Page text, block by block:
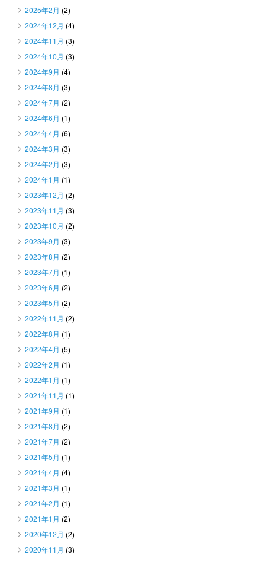
2025年2月 (2)
2024年12月 (4)
2024年11月 (3)
2024年10月 (3)
2024年9月 (4)
2024年8月 (3)
2024年7月 (2)
2024年6月 (1)
2024年4月 (6)
2024年3月 (3)
2024年2月 (3)
2024年1月 (1)
2023年12月 (2)
2023年11月 (3)
2023年10月 (2)
2023年9月 (3)
2023年8月 (2)
2023年7月 (1)
2023年6月 (2)
2023年5月 (2)
2022年11月 (2)
2022年8月 (1)
2022年4月 (5)
2022年2月 (1)
2022年1月 (1)
2021年11月 (1)
2021年9月 (1)
2021年8月 (2)
2021年7月 (2)
2021年5月 (1)
2021年4月 (4)
2021年3月 (1)
2021年2月 (1)
2021年1月 (2)
2020年12月 (2)
2020年11月 (3)